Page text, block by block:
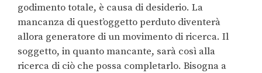
godimento totale, è causa di desiderio. La
mancanza di quest’oggetto perduto diventerà
allora generatore di un movimento di ricerca. Il
soggetto, in quanto mancante, sarà così alla
ricerca di ciò che possa completarlo. Bisogna a